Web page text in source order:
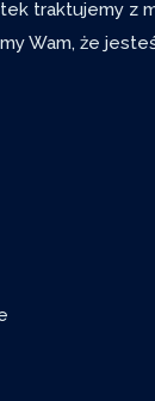
traktujemy z
Wam, że